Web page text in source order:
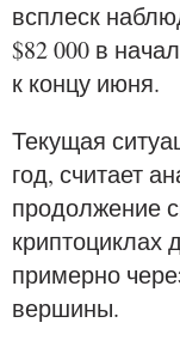
всплеск
$82 000 в
к концу июня.
Текущая
год, считает
продолжение
криптоциклах
примерно
вершины.